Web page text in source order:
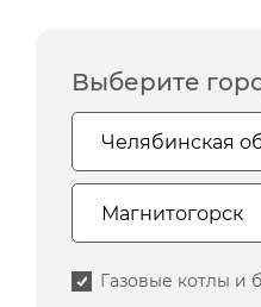
Выберите
Газовые котлы и